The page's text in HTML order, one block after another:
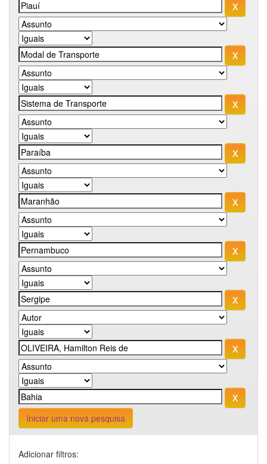
Iniciar uma nova pesquisa
Adicionar filtros: